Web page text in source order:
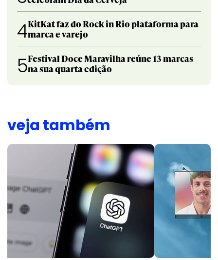
4KitKat faz do Rock in Rio plataforma para
marca e varejo
5Festival Doce Maravilha reúne 13 marcas
na sua quarta edição
veja também